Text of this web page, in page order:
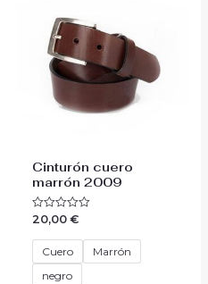
Cinturón cuero
marrón 2009
Valorado
0
5
20,00 €
Cuero
Marrón
negro